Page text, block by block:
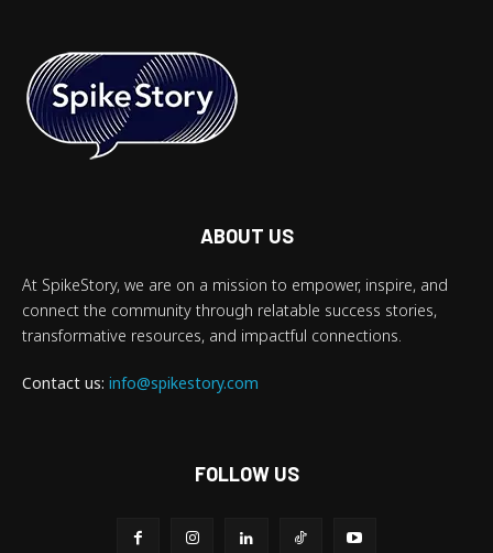
ABOUT US
At SpikeStory, we are on a mission to empower, inspire, and
connect the community through relatable success stories,
transformative resources, and impactful connections.
Contact us: info@spikestory.com
FOLLOW US